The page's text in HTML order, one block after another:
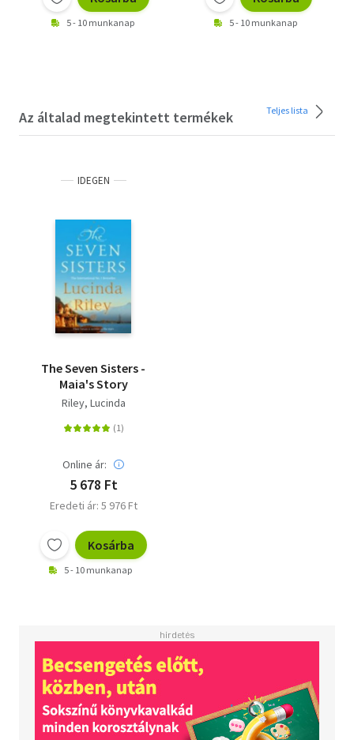
5 - 10 munkanap 5 - 10 munkanap
Az általad megtekintett termékek Teljes lista
IDEGEN
The Seven Sisters -
Maia's Story
Riley, Lucinda
Online ár:
5 678 Ft
Eredeti ár: 5 976 Ft
Kosárba
5 - 10 munkanap